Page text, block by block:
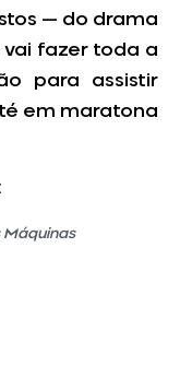
— do drama
fazer toda a
para assistir
em maratona
Máquinas